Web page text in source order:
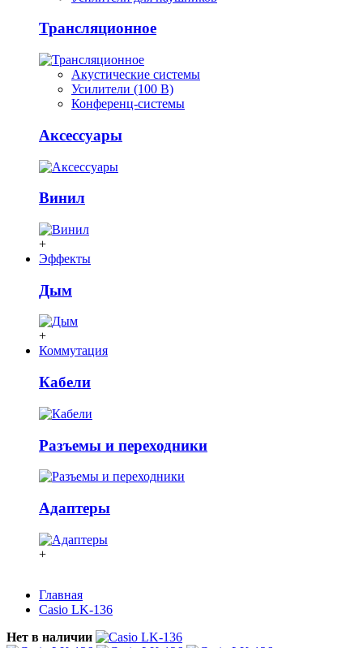
Трансляционное
Акустические системы
Усилители (100 В)
Конференц-системы
Аксессуары
Винил
+
Эффекты
Дым
+
Коммутация
Кабели
Разъемы и переходники
Адаптеры
+
Главная
Casio LK-136
Нет в наличии